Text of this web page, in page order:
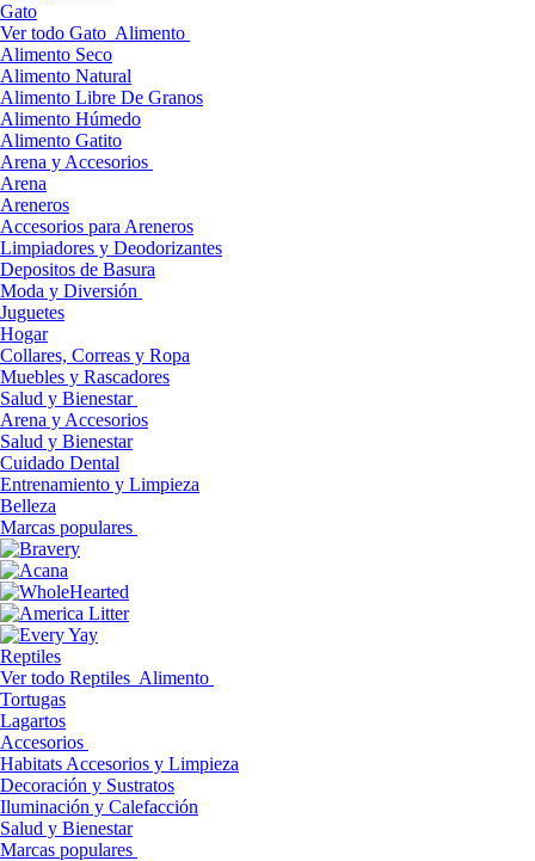
Gato
Ver todo Gato Alimento
Alimento Seco
Alimento Natural
Alimento Libre De Granos
Alimento Húmedo
Alimento Gatito
Arena y Accesorios
Arena
Areneros
Accesorios para Areneros
Limpiadores y Deodorizantes
Depositos de Basura
Moda y Diversión
Juguetes
Hogar
Collares, Correas y Ropa
Muebles y Rascadores
Salud y Bienestar
Arena y Accesorios
Salud y Bienestar
Cuidado Dental
Entrenamiento y Limpieza
Belleza
Marcas populares
Reptiles
Ver todo Reptiles Alimento
Tortugas
Lagartos
Accesorios
Habitats Accesorios y Limpieza
Decoración y Sustratos
Iluminación y Calefacción
Salud y Bienestar
Marcas populares